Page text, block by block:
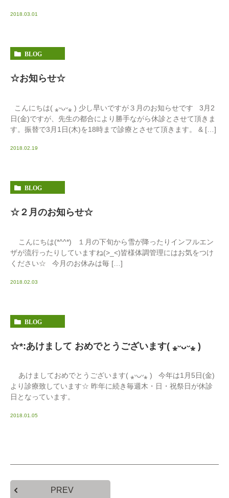
2018.03.01
BLOG
☆お知らせ☆
こんにちは( ⁎ᵕᴗᵕ⁎ ) 少し早いですが３月のお知らせです 3月2
日(金)ですが、先生の都合により勝手ながら休診とさせて頂きま
す。振替で3月1日(木)を18時まで診療とさせて頂きます。 & […]
2018.02.19
BLOG
☆２月のお知らせ☆
こんにちは(*^^*) １月の下旬から雪が降ったりインフルエン
ザが流行ったりしていますね(>_<)皆様体調管理にはお気をつけ
ください☆ 今月のお休みは毎 […]
2018.02.03
BLOG
☆*:あけまして おめでとうございます( ⁎ᵕᴗᵕ⁎ )
あけましておめでとうございます( ⁎ᵕᴗᵕ⁎ ) 今年は1月5日(金)
より診療致しています☆ 昨年に続き毎週木・日・祝祭日が休診
日となっています。
2018.01.05
PREV